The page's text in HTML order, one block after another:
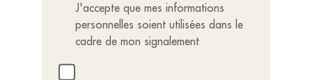
J'accepte que mes informations
personnelles soient utilisées dans le
cadre de mon signalement